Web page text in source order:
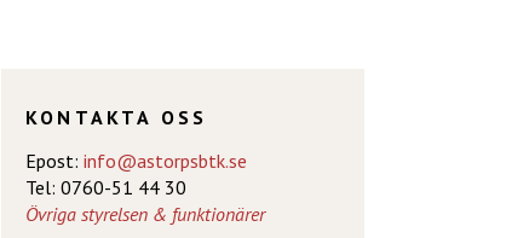
KONTAKTA OSS
Epost: info@astorpsbtk.se
Tel: 0760-51 44 30
Övriga styrelsen & funktionärer